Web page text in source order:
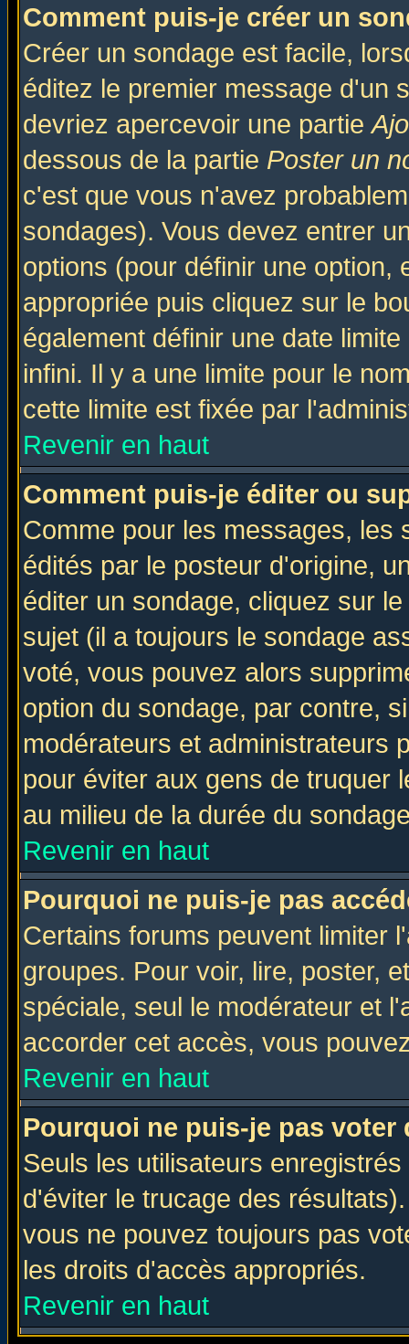
Comment puis-je créer un
Créer un sondage est facile,
éditez le premier message d'un
devriez apercevoir une partie
dessous de la partie Poster un
c'est que vous n'avez
sondages). Vous devez entrer
options (pour définir une option,
appropriée puis cliquez sur le
également définir une date
infini. Il y a une limite pour le
cette limite est fixée par
Revenir en haut
Comment puis-je éditer ou
Comme pour les messages, les
édités par le posteur d'origine,
éditer un sondage, cliquez sur
sujet (il a toujours le sondage
voté, vous pouvez alors
option du sondage, par contre,
modérateurs et administrateurs
pour éviter aux gens de truquer
au milieu de la durée du
Revenir en haut
Pourquoi ne puis-je pas
Certains forums peuvent limiter
groupes. Pour voir, lire, poster,
spéciale, seul le modérateur et
accorder cet accès, vous
Revenir en haut
Pourquoi ne puis-je pas voter
Seuls les utilisateurs
d'éviter le trucage des
vous ne pouvez toujours pas
les droits d'accès appropriés.
Revenir en haut